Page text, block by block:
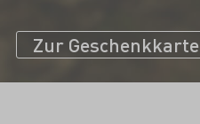
Zur Geschenkkarte